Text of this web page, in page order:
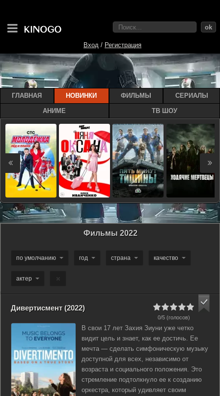
Фильмы 2022
по умолчанию год страна качество
актер
Дивертисмент (2022)
0/5 (голосов)
В свои 17 лет Захия Зиуни уже четко
видит цель и знает, как ее достичь. Ее
мечта — сделать симфоническую музыку
доступной для всех, независимо от
возраста и социального положения. Это
стремление подтолкнуло ее к созданию
оркестра, который удивляет своим
ok
Вход / Регистрация
ГЛАВНАЯ НОВИНКИ ФИЛЬМЫ СЕРИАЛЫ
АНИМЕ ТВ ШОУ